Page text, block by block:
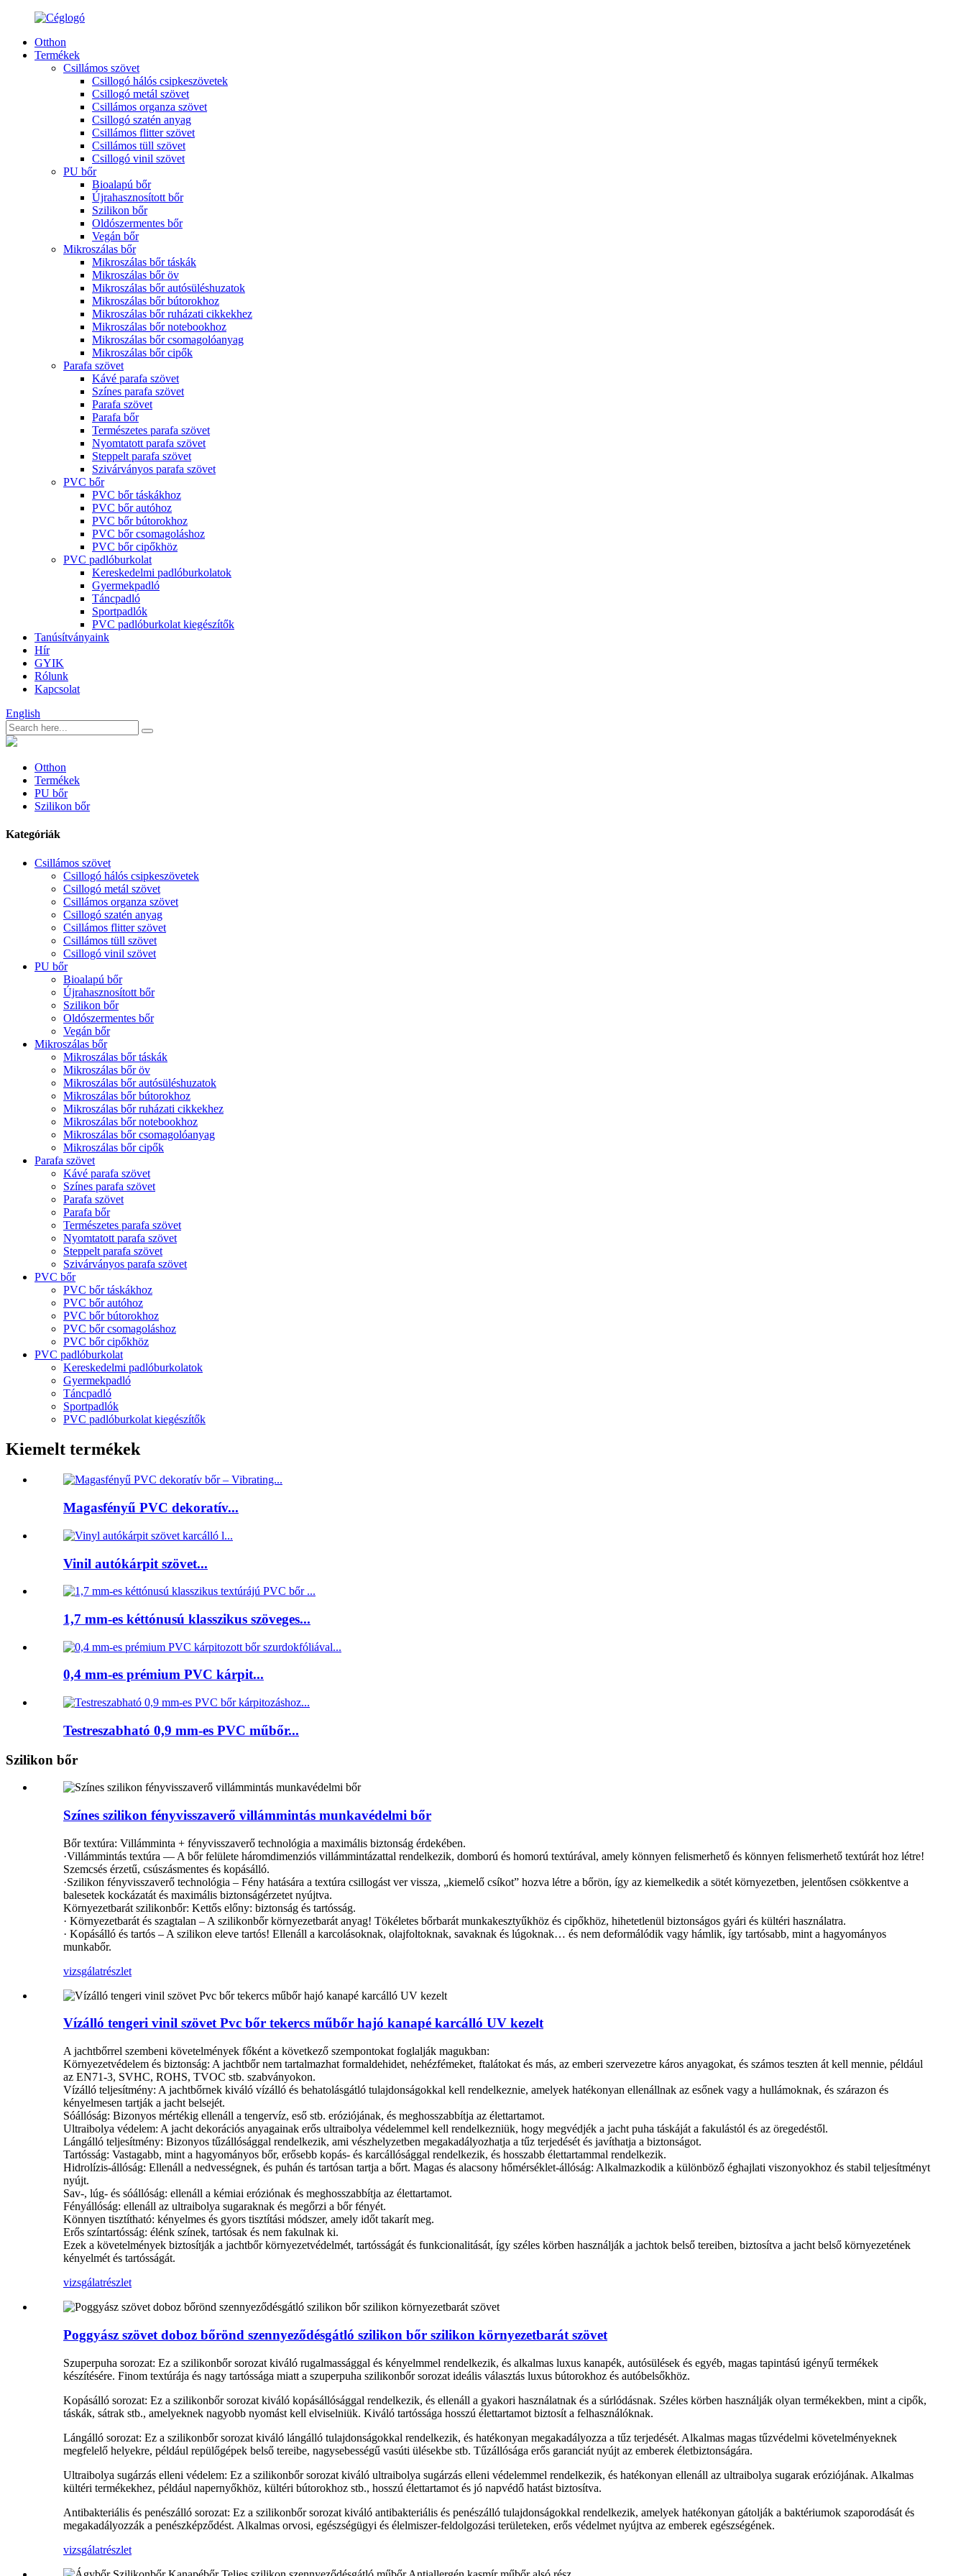
Otthon
Termékek
Csillámos szövet
Csillogó hálós csipkeszövetek
Csillogó metál szövet
Csillámos organza szövet
Csillogó szatén anyag
Csillámos flitter szövet
Csillámos tüll szövet
Csillogó vinil szövet
PU bőr
Bioalapú bőr
Újrahasznosított bőr
Szilikon bőr
Oldószermentes bőr
Vegán bőr
Mikroszálas bőr
Mikroszálas bőr táskák
Mikroszálas bőr öv
Mikroszálas bőr autósüléshuzatok
Mikroszálas bőr bútorokhoz
Mikroszálas bőr ruházati cikkekhez
Mikroszálas bőr notebookhoz
Mikroszálas bőr csomagolóanyag
Mikroszálas bőr cipők
Parafa szövet
Kávé parafa szövet
Színes parafa szövet
Parafa szövet
Parafa bőr
Természetes parafa szövet
Nyomtatott parafa szövet
Steppelt parafa szövet
Szivárványos parafa szövet
PVC bőr
PVC bőr táskákhoz
PVC bőr autóhoz
PVC bőr bútorokhoz
PVC bőr csomagoláshoz
PVC bőr cipőkhöz
PVC padlóburkolat
Kereskedelmi padlóburkolatok
Gyermekpadló
Táncpadló
Sportpadlók
PVC padlóburkolat kiegészítők
Tanúsítványaink
Hír
GYIK
Rólunk
Kapcsolat
English
Otthon
Termékek
PU bőr
Szilikon bőr
Kategóriák
Csillámos szövet
Csillogó hálós csipkeszövetek
Csillogó metál szövet
Csillámos organza szövet
Csillogó szatén anyag
Csillámos flitter szövet
Csillámos tüll szövet
Csillogó vinil szövet
PU bőr
Bioalapú bőr
Újrahasznosított bőr
Szilikon bőr
Oldószermentes bőr
Vegán bőr
Mikroszálas bőr
Mikroszálas bőr táskák
Mikroszálas bőr öv
Mikroszálas bőr autósüléshuzatok
Mikroszálas bőr bútorokhoz
Mikroszálas bőr ruházati cikkekhez
Mikroszálas bőr notebookhoz
Mikroszálas bőr csomagolóanyag
Mikroszálas bőr cipők
Parafa szövet
Kávé parafa szövet
Színes parafa szövet
Parafa szövet
Parafa bőr
Természetes parafa szövet
Nyomtatott parafa szövet
Steppelt parafa szövet
Szivárványos parafa szövet
PVC bőr
PVC bőr táskákhoz
PVC bőr autóhoz
PVC bőr bútorokhoz
PVC bőr csomagoláshoz
PVC bőr cipőkhöz
PVC padlóburkolat
Kereskedelmi padlóburkolatok
Gyermekpadló
Táncpadló
Sportpadlók
PVC padlóburkolat kiegészítők
Kiemelt termékek
Magasfényű PVC dekoratív...
Vinil autókárpit szövet...
1,7 mm-es kéttónusú klasszikus szöveges...
0,4 mm-es prémium PVC kárpit...
Testreszabható 0,9 mm-es PVC műbőr...
Szilikon bőr
Színes szilikon fényvisszaverő villámmintás munkavédelmi bőr
Bőr textúra: Villámminta + fényvisszaverő technológia a maximális biztonság érdekében.
·Villámmintás textúra — A bőr felülete háromdimenziós villámmintázattal rendelkezik, domború és homorú textúrával, amely könnyen felismerhető és könnyen felismerhető textúrát hoz létre!
Szemcsés érzetű, csúszásmentes és kopásálló.
·Szilikon fényvisszaverő technológia – Fény hatására a textúra csillogást ver vissza, „kiemelő csíkot” hozva létre a bőrön, így az kiemelkedik a sötét környezetben, jelentősen csökkentve a
balesetek kockázatát és maximális biztonságérzetet nyújtva.
Környezetbarát szilikonbőr: Kettős előny: biztonság és tartósság.
· Környezetbarát és szagtalan – A szilikonbőr környezetbarát anyag! Tökéletes bőrbarát munkakesztyűkhöz és cipőkhöz, hihetetlenül biztonságos gyári és kültéri használatra.
· Kopásálló és tartós – A szilikon eleve tartós! Ellenáll a karcolásoknak, olajfoltoknak, savaknak és lúgoknak… és nem deformálódik vagy hámlik, így tartósabb, mint a hagyományos
munkabőr.
vizsgálatrészlet
Vízálló tengeri vinil szövet Pvc bőr tekercs műbőr hajó kanapé karcálló UV kezelt
A jachtbőrrel szembeni követelmények főként a következő szempontokat foglalják magukban:
Környezetvédelem és biztonság: A jachtbőr nem tartalmazhat formaldehidet, nehézfémeket, ftalátokat és más, az emberi szervezetre káros anyagokat, és számos teszten át kell mennie, például
az EN71-3, SVHC, ROHS, TVOC stb. szabványokon.
Vízálló teljesítmény: A jachtbőrnek kiváló vízálló és behatolásgátló tulajdonságokkal kell rendelkeznie, amelyek hatékonyan ellenállnak az esőnek vagy a hullámoknak, és szárazon és
kényelmesen tartják a jacht belsejét.
Sóállóság: Bizonyos mértékig ellenáll a tengervíz, eső stb. eróziójának, és meghosszabbítja az élettartamot.
Ultraibolya védelem: A jacht dekorációs anyagainak erős ultraibolya védelemmel kell rendelkezniük, hogy megvédjék a jacht puha táskáját a fakulástól és az öregedéstől.
Lángálló teljesítmény: Bizonyos tűzállósággal rendelkezik, ami vészhelyzetben megakadályozhatja a tűz terjedését és javíthatja a biztonságot.
Tartósság: Vastagabb, mint a hagyományos bőr, erősebb kopás- és karcállósággal rendelkezik, és hosszabb élettartammal rendelkezik.
‌Hidrolízis-állóság‌: Ellenáll a nedvességnek, és puhán és tartósan tartja a bőrt‌. ‌Magas és alacsony hőmérséklet-állóság‌: Alkalmazkodik a különböző éghajlati viszonyokhoz és stabil teljesítményt
nyújt.
Sav-, lúg- és sóállóság: ellenáll a kémiai eróziónak és meghosszabbítja az élettartamot.
Fényállóság: ellenáll az ultraibolya sugaraknak és megőrzi a bőr fényét.
Könnyen tisztítható: kényelmes és gyors tisztítási módszer, amely időt takarít meg.
Erős színtartósság: élénk színek, tartósak és nem fakulnak ki.
Ezek a követelmények biztosítják a jachtbőr környezetvédelmét, tartósságát és funkcionalitását, így széles körben használják a jachtok belső tereiben, biztosítva a jacht belső környezetének
kényelmét és tartósságát.
vizsgálatrészlet
Poggyász szövet doboz bőrönd szennyeződésgátló szilikon bőr szilikon környezetbarát szövet
Szuperpuha sorozat: Ez a szilikonbőr sorozat kiváló rugalmassággal és kényelmmel rendelkezik, és alkalmas luxus kanapék, autósülések és egyéb, magas tapintású igényű termékek
készítésére. Finom textúrája és nagy tartóssága miatt a szuperpuha szilikonbőr sorozat ideális választás luxus bútorokhoz és autóbelsőkhöz.
Kopásálló sorozat: Ez a szilikonbőr sorozat kiváló kopásállósággal rendelkezik, és ellenáll a gyakori használatnak és a súrlódásnak. Széles körben használják olyan termékekben, mint a cipők,
táskák, sátrak stb., amelyeknek nagyobb nyomást kell elviselniük. Kiváló tartóssága hosszú élettartamot biztosít a felhasználóknak.
Lángálló sorozat: Ez a szilikonbőr sorozat kiváló lángálló tulajdonságokkal rendelkezik, és hatékonyan megakadályozza a tűz terjedését. Alkalmas magas tűzvédelmi követelményeknek
megfelelő helyekre, például repülőgépek belső tereibe, nagysebességű vasúti ülésekbe stb. Tűzállósága erős garanciát nyújt az emberek életbiztonságára.
Ultraibolya sugárzás elleni védelem: Ez a szilikonbőr sorozat kiváló ultraibolya sugárzás elleni védelemmel rendelkezik, és hatékonyan ellenáll az ultraibolya sugarak eróziójának. Alkalmas
kültéri termékekhez, például napernyőkhöz, kültéri bútorokhoz stb., hosszú élettartamot és jó napvédő hatást biztosítva.
Antibakteriális és penészálló sorozat: Ez a szilikonbőr sorozat kiváló antibakteriális és penészálló tulajdonságokkal rendelkezik, amelyek hatékonyan gátolják a baktériumok szaporodását és
megakadályozzák a penészképződést. Alkalmas orvosi, egészségügyi és élelmiszer-feldolgozási területeken, erős védelmet nyújtva az emberek egészségének.
vizsgálatrészlet